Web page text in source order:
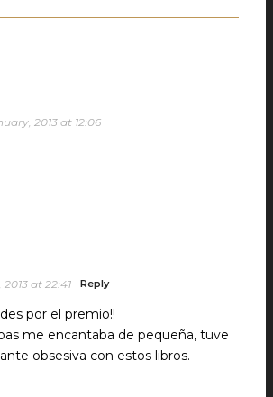
2013 at 12:06
at 22:41 Reply
por el premio!!
me encantaba de pequeña, tuve
obsesiva con estos libros.